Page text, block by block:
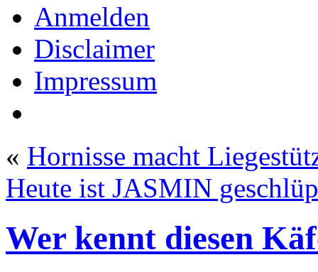
Anmelden
Disclaimer
Impressum
« Hornisse macht
Heute ist JASMIN
Wer kennt diesen